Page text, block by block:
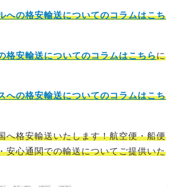
への格安輸送についてのコラムはこち
格安輸送についてのコラムはこちらに
への格安輸送についてのコラムはこち
へ格安輸送いたします！航空便・船便
安心通関での輸送についてご提供いた